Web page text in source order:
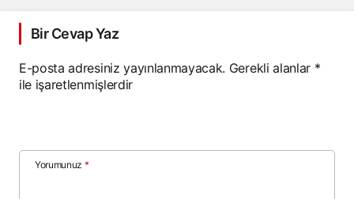
Bir Cevap Yaz
E-posta adresiniz yayınlanmayacak. Gerekli alanlar *
ile işaretlenmişlerdir
Yorumunuz *